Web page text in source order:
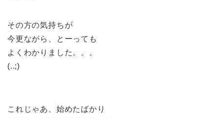
その方の気持ちが
今更ながら、とーっても
よくわかりました。。。
(..;)
これじゃあ、始めたばかり